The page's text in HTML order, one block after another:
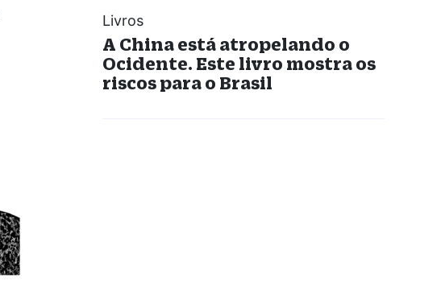
Livros
A China está atropelando o
Ocidente. Este livro mostra os
riscos para o Brasil